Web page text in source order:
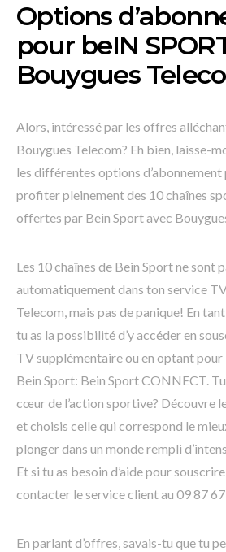
Options
pour beIN
Bouygues
Alors, intéressé par les offres
Bouygues Telecom? Eh bien, laisse-
les différentes options d’abonnement
profiter pleinement des 10 chaînes
offertes par Bein Sport avec
Les 10 chaînes de Bein Sport ne sont
automatiquement dans ton service
Telecom, mais pas de panique! En
tu as la possibilité d’y accéder en
TV supplémentaire ou en optant
Bein Sport: Bein Sport CONNECT.
cœur de l’action sportive? Découvre
et choisis celle qui correspond le
plonger dans un monde rempli
Et si tu as besoin d’aide pour
contacter le service client au 09 87
En parlant d’offres, savais-tu que tu